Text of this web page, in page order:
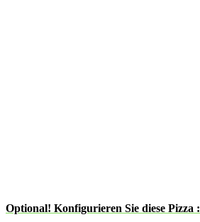
Optional! Konfigurieren Sie diese Pizza :